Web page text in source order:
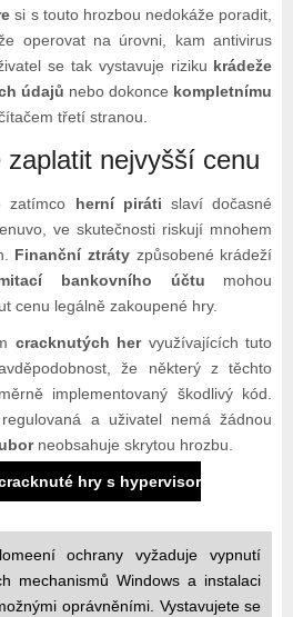
si s touto hrozbou nedokáže poradit,
operovat na úrovni, kam antivirus
se tak vystavuje riziku krádeže
údajů nebo dokonce kompletnímu
třetí stranou.
nejvyšší cenu
zatímco herní piráti slaví dočasné
ve skutečnosti riskují mnohem
Finanční ztrátyzpůsobené krádeží
bankovního účtu mohou
cenu legálně zakoupené hry.
cracknutých hervyužívajících tuto
že některý z těchto
implementovaný škodlivý kód.
a uživatel nemá žádnou
neobsahuje skrytou hrozbu.
hry s hypervisor
ochrany vyžaduje vypnutí
mechanismů Windows a instalaci
oprávněními. Vystavujete se